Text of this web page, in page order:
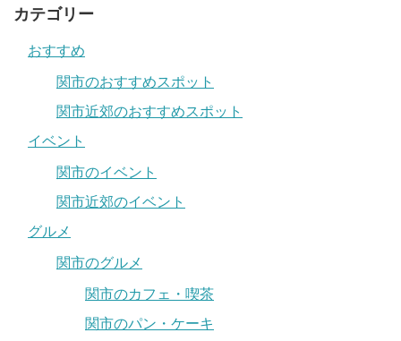
カテゴリー
おすすめ
関市のおすすめスポット
関市近郊のおすすめスポット
イベント
関市のイベント
関市近郊のイベント
グルメ
関市のグルメ
関市のカフェ・喫茶
関市のパン・ケーキ